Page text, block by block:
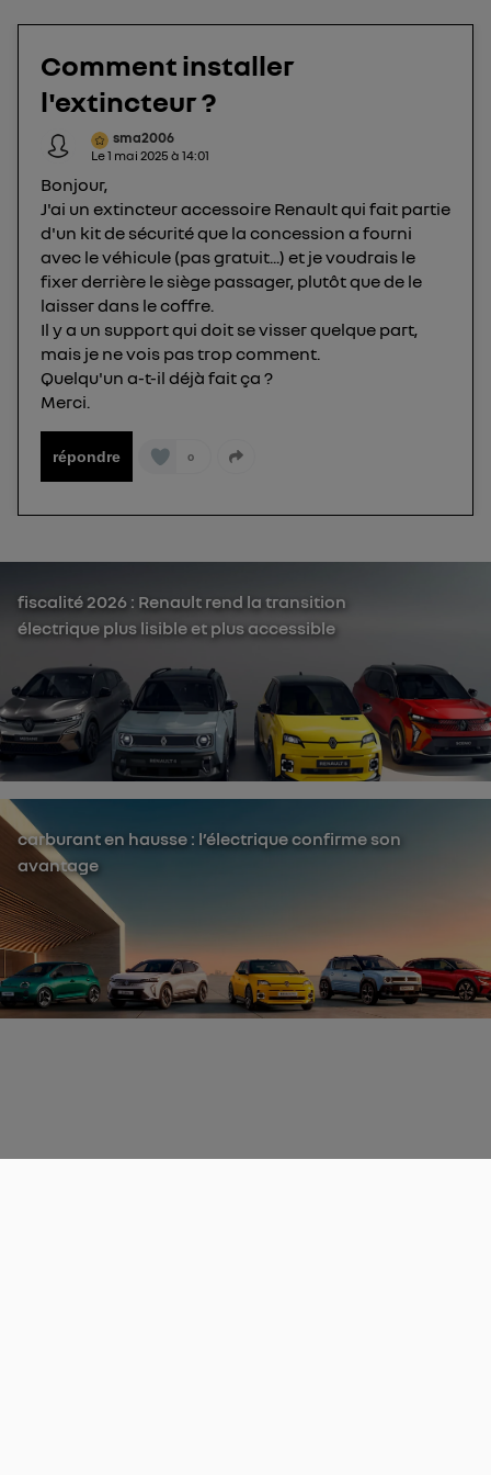
Comment installer
l'extincteur ?
sma2006
Le1 mai 2025 à 14:01
Bonjour,
J'ai un extincteur accessoire Renault qui fait partie
d'un kit de sécurité que la concession a fourni
avec le véhicule (pas gratuit...) et je voudrais le
fixer derrière le siège passager, plutôt que de le
laisser dans le coffre.
Il y a un support qui doit se visser quelque part,
mais je ne vois pas trop comment.
Quelqu'un a-t-il déjà fait ça ?
Merci.
répondre 0
fiscalité 2026 : Renault rend la transition
électrique plus lisible et plus accessible
carburant en hausse : l’électrique confirme son
avantage
téléphone).
internet. Ainsi, toutes les personnes utilisant la
même connexion et ayant consenties se verront
Pour uneconnexion foyer
Pour une
uniquement sur la navigation de l'utilisateur du mobile.
Vous pouvez à tout moment retirer ce
consentement surle portail d’Utiq("
") ou via la page « gérer Utiq » en bas de ce site.
Pour plus d'informations, veuillez consulter
Politique d'information sur les données
personnelles d'Utiq